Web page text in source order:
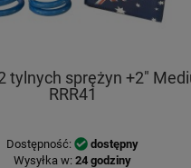
tylnych sprężyn +2"
RRR41
Dostępność:
dostępny
Wysyłka w: 24 godziny